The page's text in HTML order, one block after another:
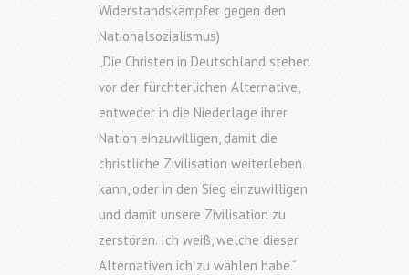
Widerstandskämpfer gegen den
Nationalsozialismus)
„Die Christen in Deutschland stehen
vor der fürchterlichen Alternative,
entweder in die Niederlage ihrer
Nation einzuwilligen, damit die
christliche Zivilisation weiterleben
kann, oder in den Sieg einzuwilligen
und damit unsere Zivilisation zu
zerstören. Ich weiß, welche dieser
Alternativen ich zu wählen habe.“